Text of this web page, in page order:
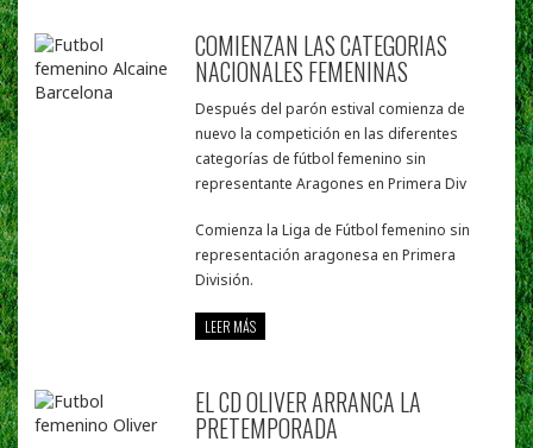
COMIENZAN LAS CATEGORIAS
NACIONALES FEMENINAS
Después del parón estival comienza de
nuevo la competición en las diferentes
categorías de fútbol femenino sin
representante Aragones en Primera Div
Comienza la Liga de Fútbol femenino sin
representación aragonesa en Primera
División.
LEER MÁS
EL CD OLIVER ARRANCA LA
PRETEMPORADA